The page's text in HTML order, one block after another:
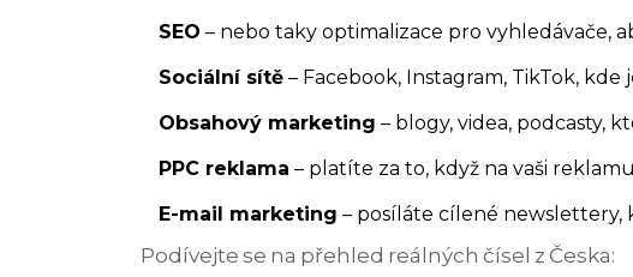
SEO – nebo taky optimalizace pro vyhledávače,
Sociální sítě – Facebook, Instagram, TikTok,
Obsahový marketing – blogy, videa, podcasty,
PPC reklama – platíte za to, když na vaši
E-mail marketing – posíláte cílené newslettery,
Podívejte se na přehled reálných čísel z Česka: